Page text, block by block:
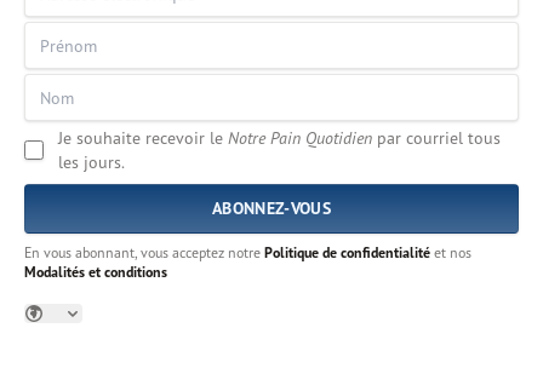
Je souhaite recevoir le Notre Pain Quotidien par courriel tous
les jours.
En vous abonnant, vous acceptez notre Politique de confidentialité et nos
Modalités et conditions
Português
русский
සිංහල
தமிழ்
แบบไทย
Tiếng Việt